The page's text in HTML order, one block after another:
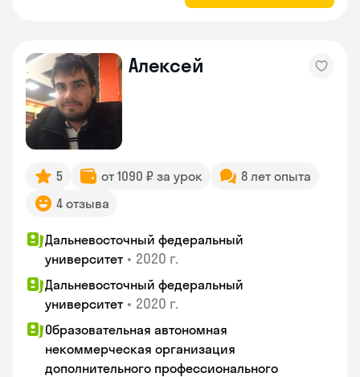
Алексей
5 от 1090 ₽ за урок
8 лет опыта
4 отзыва
Дальневосточный федеральный
университет • 2020 г.
Дальневосточный федеральный
университет • 2020 г.
Образовательная автономная
некоммерческая организация
дополнительного профессионального